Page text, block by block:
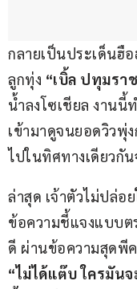
กลายเป็นประเด็นฮื
ลูกทุ่ง “เบิ้ล ปทุมรา
น้ำลงโซเชียล งาน
เข้ามาดูจนยอดวิวพุ่
ไปในทิศทางเดียวกั
ล่าสุด เจ้าตัวไม่ปล่
ข้อความชี้แจงแบบต
ดี ผ่านข้อความสุดพี
“ไม่ได้แต๊บ ใครมัน